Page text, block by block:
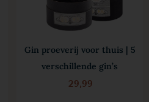
Gin proeverij voor thuis | 5
verschillende gin’s
29,99